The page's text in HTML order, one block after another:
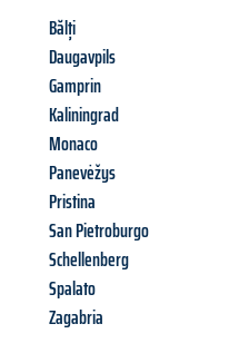
Bălți
Daugavpils
Gamprin
Kaliningrad
Monaco
Panevėžys
Pristina
San Pietroburgo
Schellenberg
Spalato
Zagabria